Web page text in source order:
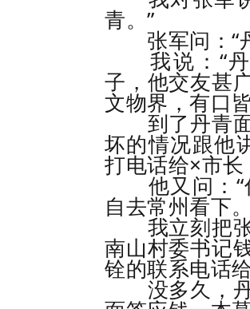
青。”
张军问：“
我说：“丹
子，他交友甚
文物界，有口
到了丹青面
坏的情况跟他
打电话给×市
他又问：“你
自去常州看下
我立刻把张
南山村委书记
铨的联系电话
没多久，丹